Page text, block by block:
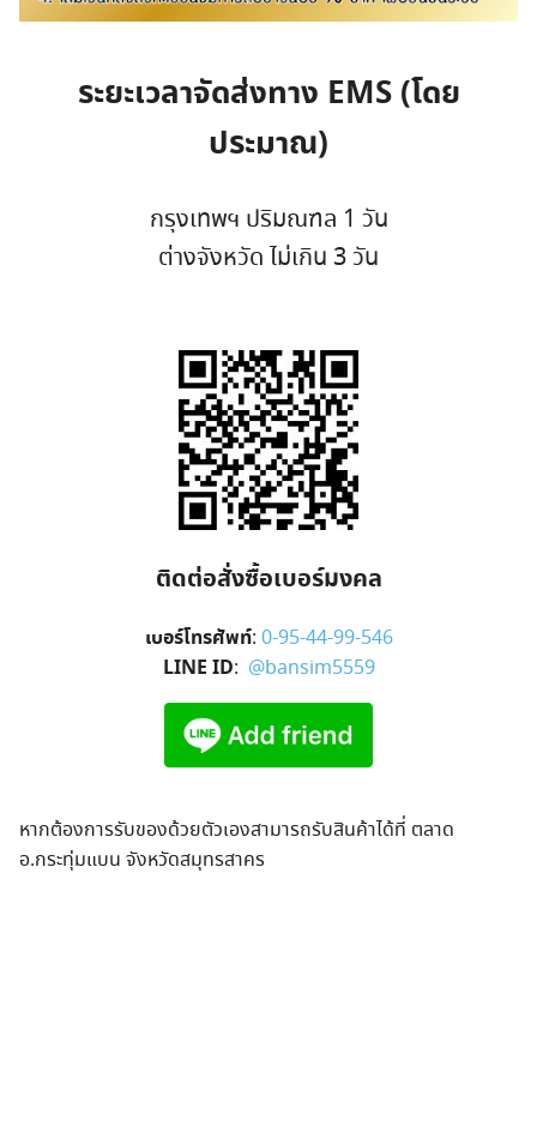
ระยะเวลาจัดส่งทาง EMS (โดย
ประมาณ)
กรุงเทพฯ ปริมณฑล 1 วัน
ต่างจังหวัด ไม่เกิน 3 วัน
ติดต่อสั่งซื้อเบอร์มงคล
เบอร์โทรศัพท์: 0-95-44-99-546
LINE ID: @bansim5559
หากต้องการรับของด้วยตัวเองสามารถรับสินค้าได้ที่ ตลาด
อ.กระทุ่มแบน จังหวัดสมุทรสาคร